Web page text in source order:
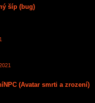
šíp (bug)
(Avatar smrti a zrození)